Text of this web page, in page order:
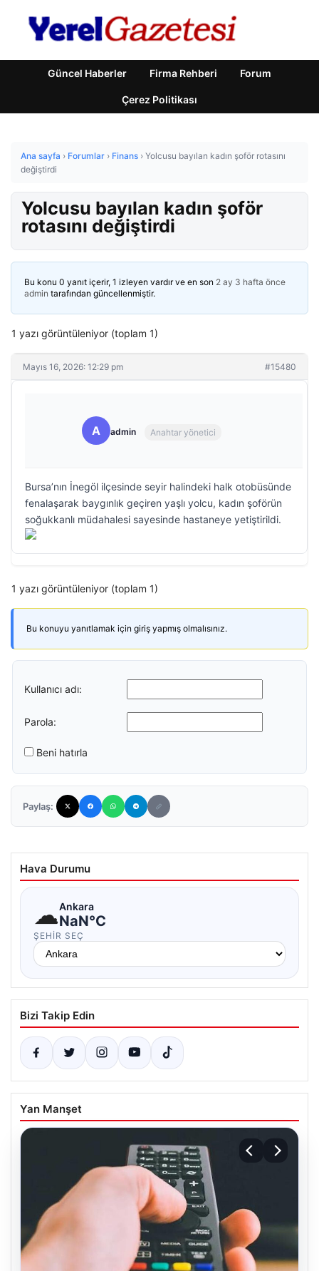
Güncel Haberler Firma Rehberi Forum
Çerez Politikası
Ana sayfa › Forumlar › Finans › Yolcusu bayılan kadın şoför rotasını
değiştirdi
Yolcusu bayılan kadın şoför
rotasını değiştirdi
Bu konu 0 yanıt içerir, 1 izleyen vardır ve en son 2 ay 3 hafta önce
admin tarafından güncellenmiştir.
1 yazı görüntüleniyor (toplam 1)
Mayıs 16, 2026: 12:29 pm #15480
A admin Anahtar yönetici
Bursa’nın İnegöl ilçesinde seyir halindeki halk otobüsünde
fenalaşarak baygınlık geçiren yaşlı yolcu, kadın şoförün
soğukkanlı müdahalesi sayesinde hastaneye yetiştirildi.
1 yazı görüntüleniyor (toplam 1)
Bu konuyu yanıtlamak için giriş yapmış olmalısınız.
Kullanıcı adı:
Parola:
Beni hatırla
Paylaş:
Hava Durumu
☁Ankara
NaN°C
ŞEHIR SEÇ
Bizi Takip Edin
Yan Manşet